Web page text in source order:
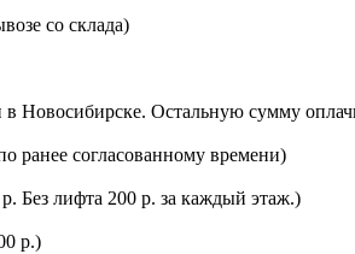
со склада)
Новосибирске. Остальную сумму
ранее согласованному времени)
Без лифта 200 р. за каждый этаж.)
р.)